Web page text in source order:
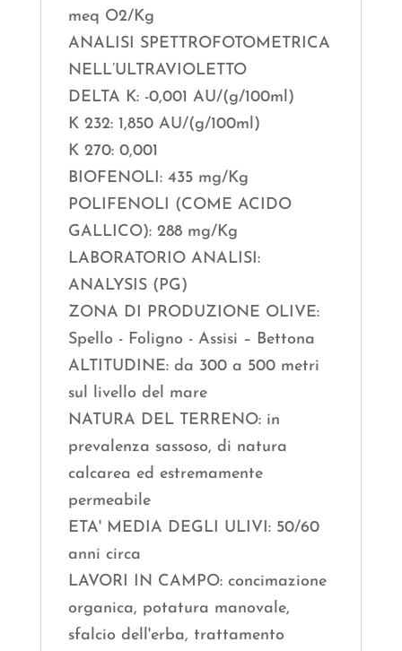
meq O2/Kg
ANALISI SPETTROFOTOMETRICA
NELL’ULTRAVIOLETTO
DELTA K: -0,001 AU/(g/100ml)
K 232: 1,850 AU/(g/100ml)
K 270: 0,001
BIOFENOLI: 435 mg/Kg
POLIFENOLI (COME ACIDO
GALLICO): 288 mg/Kg
LABORATORIO ANALISI:
ANALYSIS (PG)
ZONA DI PRODUZIONE OLIVE:
Spello - Foligno - Assisi – Bettona
ALTITUDINE: da 300 a 500 metri
sul livello del mare
NATURA DEL TERRENO: in
prevalenza sassoso, di natura
calcarea ed estremamente
permeabile
ETA' MEDIA DEGLI ULIVI: 50/60
anni circa
LAVORI IN CAMPO: concimazione
organica, potatura manovale,
sfalcio dell'erba, trattamento